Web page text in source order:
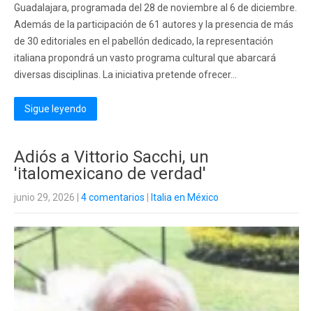
Guadalajara, programada del 28 de noviembre al 6 de diciembre.
Además de la participación de 61 autores y la presencia de más
de 30 editoriales en el pabellón dedicado, la representación
italiana propondrá un vasto programa cultural que abarcará
diversas disciplinas. La iniciativa pretende ofrecer...
Sigue leyendo
Adiós a Vittorio Sacchi, un
'italomexicano de verdad'
junio 29, 2026 4 comentarios Italia en México